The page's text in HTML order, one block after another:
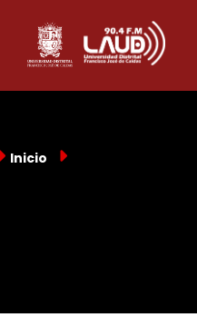
contenido
principal
Inicio